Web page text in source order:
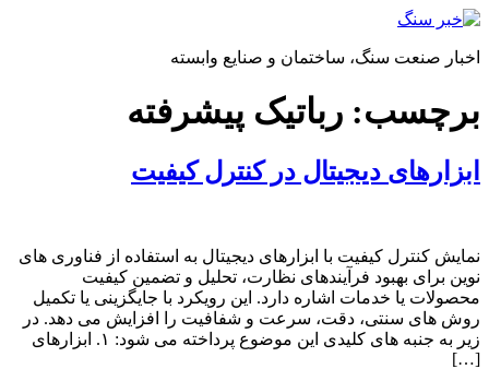
پرش
محتوا
اخبار صنعت سنگ، ساختمان و صنایع وابسته
برچسب: رباتیک پیشرفته
ابزارهای دیجیتال در کنترل کیفیت
نمایش کنترل کیفیت با ابزارهای دیجیتال به استفاده از فناوری های
نوین برای بهبود فرآیندهای نظارت، تحلیل و تضمین کیفیت
محصولات یا خدمات اشاره دارد. این رویکرد با جایگزینی یا تکمیل
روش های سنتی، دقت، سرعت و شفافیت را افزایش می دهد. در
زیر به جنبه های کلیدی این موضوع پرداخته می شود: ۱. ابزارهای
[…]